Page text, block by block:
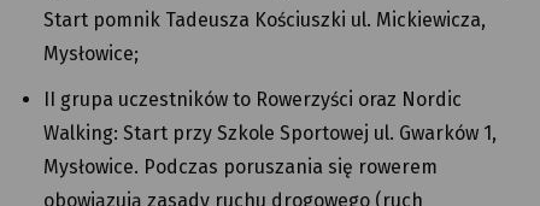
Start pomnik Tadeusza Kościuszki ul. Mickiewicza,
Mysłowice;
II grupa uczestników to Rowerzyści oraz Nordic
Walking: Start przy Szkole Sportowej ul. Gwarków 1,
Mysłowice. Podczas poruszania się rowerem
obowiązują zasady ruchu drogowego (ruch